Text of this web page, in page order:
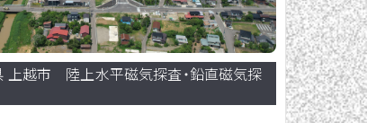
上越市 陸上水平磁気探査・鉛直磁気探